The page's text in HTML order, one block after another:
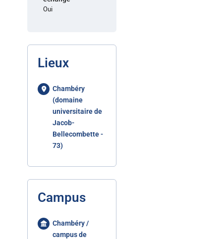
Oui
Lieux
Chambéry
(domaine
universitaire de
Jacob-
Bellecombette -
73)
Campus
Chambéry /
campus de